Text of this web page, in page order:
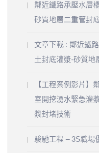
鄰近鐵路承壓水層
砂質地層二重管封
文章下載 : 鄰近鐵
土封底灌漿-砂質地
【工程案例影片】
室開挖湧水緊急灌
漿封堵技術
駿馳工程 – 3S職場